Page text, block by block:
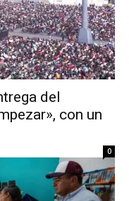
del
con un
0